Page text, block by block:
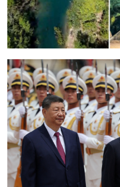
Termos de uso
Copyright © 2025
jornal na internet -